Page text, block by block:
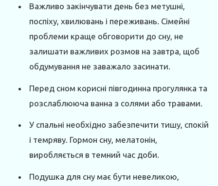
Важливо закінчувати день без метушні,
поспіху, хвилювань і переживань. Сімейні
проблеми краще обговорити до сну, не
залишати важливих розмов на завтра, щоб
обдумування не заважало засинати.
Перед сном корисні півгодинна прогулянка та
розслаблююча ванна з солями або травами.
У спальні необхідно забезпечити тишу, спокій
і темряву. Гормон сну, мелатонін,
виробляється в темний час доби.
Подушка для сну має бути невеликою,